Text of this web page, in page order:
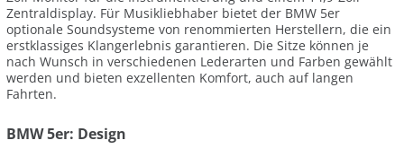
Zentraldisplay. Für Musikliebhaber bietet der BMW 5er
optionale Soundsysteme von renommierten Herstellern, die ein
erstklassiges Klangerlebnis garantieren. Die Sitze können je
nach Wunsch in verschiedenen Lederarten und Farben gewählt
werden und bieten exzellenten Komfort, auch auf langen
Fahrten.
BMW 5er: Design